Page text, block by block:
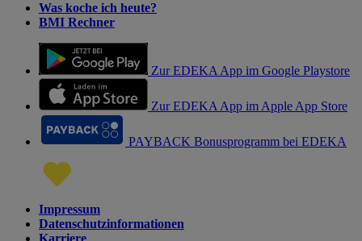
Was koche ich heute?
BMI Rechner
Zur EDEKA App im Google Playstore
Zur EDEKA App im Apple App Store
PAYBACK Bonusprogramm bei EDEKA
Impressum
Datenschutzinformationen